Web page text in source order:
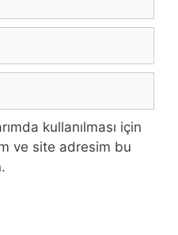
kullanılması için
ve site adresim bu